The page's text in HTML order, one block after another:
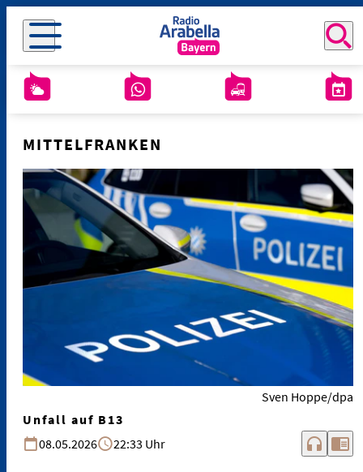
MITTELFRANKEN
Sven Hoppe/dpa
Unfall auf B13
08.05.2026
22:33 Uhr headphones chrome_reader_mode